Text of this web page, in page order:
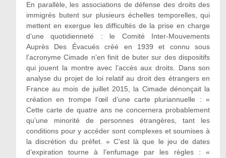
En parallèle, les associations de défense des droits des
immigrés butent sur plusieurs échelles temporelles, qui
mettent en exergue les difficultés de la prise en charge
d’une quotidienneté : le Comité Inter-Mouvements
Auprès Des Évacués créé en 1939 et connu sous
l’acronyme Cimade n’en finit de buter sur des dispositifs
qui jouent la montre avec l’accès aux droits. Dans son
analyse du projet de loi relatif au droit des étrangers en
France au mois de juillet 2015, la Cimade dénonçait la
création en trompe l’œil d’une carte pluriannuelle : «
Cette carte de quatre ans ne concernera probablement
qu’une minorité de personnes étrangères, tant les
conditions pour y accéder sont complexes et soumises à
la discrétion du préfet. » C’est là que le jeu de dates
d’expiration tourne à l’enfumage par les règles : «